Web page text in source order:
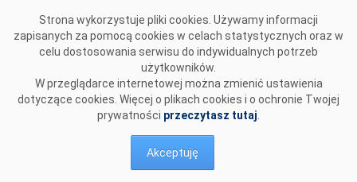
Strona wykorzystuje pliki cookies. Używamy informacji
zapisanych za pomocą cookies w celach statystycznych oraz w
celu dostosowania serwisu do indywidualnych potrzeb
użytkowników.
W przeglądarce internetowej można zmienić ustawienia
dotyczące cookies. Więcej o plikach cookies i o ochronie Twojej
prywatności przeczytasz tutaj
Akceptuję